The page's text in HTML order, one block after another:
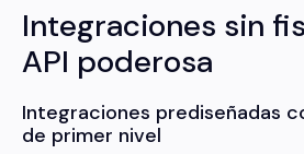
Integraciones sin
API poderosa
Integraciones prediseñadas
de primer nivel